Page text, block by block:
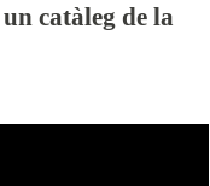
catàleg de la